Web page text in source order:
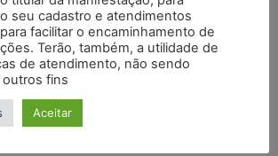
seu cadastro e atendimentos
facilitar o encaminhamento de
Terão, também, a utilidade de
de atendimento, não sendo
outros fins
Aceitar